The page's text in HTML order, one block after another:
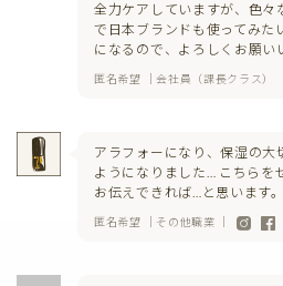
全力ケアしていますが、色々
で日本ブランドも使ってみた
になるので、よろしくお願い
匿名希望 ｜会社員（課長クラス）
アラフォーになり、保湿の大
ようになりました… こちら
お伝えできれば…と思います
匿名希望 ｜その他職業 ｜